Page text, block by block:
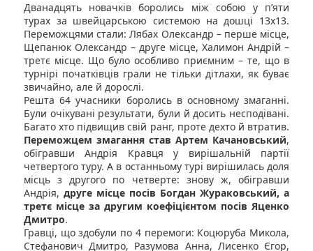
Дванадцять новачків боролись між собою у п’яти
турах за швейцарською системою на дошці 13х13.
Переможцями стали: Лябах Олександр – перше місце,
Щепанюк Олександр – друге місце, Халимон Андрій –
третє місце. Що було особливо приємним – те, що в
турнірі початківців грали не тільки дітлахи, як буває
звичайно, але й дорослі.
Решта 64 учасники боролись в основному змаганні.
Були очікувані результати, були й досить несподівані.
Багато хто підвищив свій ранг, проте дехто й втратив.
Переможцем змагання став Артем Качановський,
обігравши Андрія Кравця у вирішальній партії
четвертого туру. А в останньому турі вирішилась доля
місць з другого по четверте: знову ж, обігравши
Андрія,друге місце посів Богдан Жураковський, а
третє місце за другим коефіцієнтом посів Яценко
Дмитро.
Гравці, що здобули по 4 перемоги: Коцюруба Микола,
Стефанович Дмитро, Разумова Анна, Лисенко Єгор,